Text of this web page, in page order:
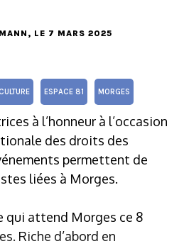
, LE 7 MARS 2025
CULTURE ESPACE 81 MORGES
à l’honneur à l’occasion
des droits des
permettent de
liées à Morges.
qui attend Morges ce 8
Riche d’abord en